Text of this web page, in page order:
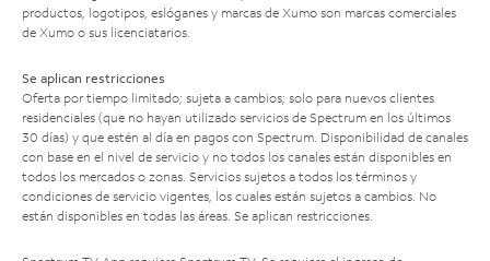
productos, logotipos, eslóganes y marcas de Xumo son marcas comerciales
de Xumo o sus licenciatarios.
Se aplican restricciones
Oferta por tiempo limitado; sujeta a cambios; solo para nuevos clientes
residenciales (que no hayan utilizado servicios de Spectrum en los últimos
30 días) y que estén al día en pagos con Spectrum. Disponibilidad de canales
con base en el nivel de servicio y no todos los canales están disponibles en
todos los mercados o zonas. Servicios sujetos a todos los términos y
condiciones de servicio vigentes, los cuales están sujetos a cambios. No
están disponibles en todas las áreas. Se aplican restricciones.